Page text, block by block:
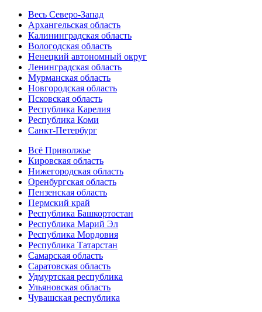
Весь Северо-Запад
Архангельская область
Калининградская область
Вологодская область
Ненецкий автономный округ
Ленинградская область
Мурманская область
Новгородская область
Псковская область
Республика Карелия
Республика Коми
Санкт-Петербург
Всё Приволжье
Кировская область
Нижегородская область
Оренбургская область
Пензенская область
Пермский край
Республика Башкортостан
Республика Марий Эл
Республика Мордовия
Республика Татарстан
Самарская область
Саратовская область
Удмуртская республика
Ульяновская область
Чувашская республика